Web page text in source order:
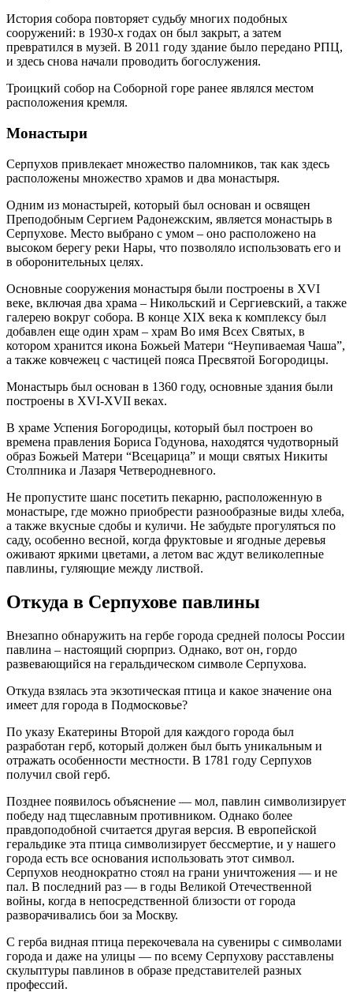
История собора повторяет судьбу многих подобных
сооружений: в 1930-х годах он был закрыт, а затем
превратился в музей. В 2011 году здание было передано РПЦ,
и здесь снова начали проводить богослужения.
Троицкий собор на Соборной горе ранее являлся местом
расположения кремля.
Монастыри
Серпухов привлекает множество паломников, так как здесь
расположены множество храмов и два монастыря.
Одним из монастырей, который был основан и освящен
Преподобным Сергием Радонежским, является монастырь в
Серпухове. Место выбрано с умом – оно расположено на
высоком берегу реки Нары, что позволяло использовать его и
в оборонительных целях.
Основные сооружения монастыря были построены в XVI
веке, включая два храма – Никольский и Сергиевский, а также
галерею вокруг собора. В конце XIX века к комплексу был
добавлен еще один храм – храм Во имя Всех Святых, в
котором хранится икона Божьей Матери “Неупиваемая Чаша”,
а также ковчежец с частицей пояса Пресвятой Богородицы.
Монастырь был основан в 1360 году, основные здания были
построены в XVI-XVII веках.
В храме Успения Богородицы, который был построен во
времена правления Бориса Годунова, находятся чудотворный
образ Божьей Матери “Всецарица” и мощи святых Никиты
Столпника и Лазаря Четверодневного.
Не пропустите шанс посетить пекарню, расположенную в
монастыре, где можно приобрести разнообразные виды хлеба,
а также вкусные сдобы и куличи. Не забудьте прогуляться по
саду, особенно весной, когда фруктовые и ягодные деревья
оживают яркими цветами, а летом вас ждут великолепные
павлины, гуляющие между листвой.
Откуда в Серпухове павлины
Внезапно обнаружить на гербе города средней полосы России
павлина – настоящий сюрприз. Однако, вот он, гордо
развевающийся на геральдическом символе Серпухова.
Откуда взялась эта экзотическая птица и какое значение она
имеет для города в Подмосковье?
По указу Екатерины Второй для каждого города был
разработан герб, который должен был быть уникальным и
отражать особенности местности. В 1781 году Серпухов
получил свой герб.
Позднее появилось объяснение — мол, павлин символизирует
победу над тщеславным противником. Однако более
правдоподобной считается другая версия. В европейской
геральдике эта птица символизирует бессмертие, и у нашего
города есть все основания использовать этот символ.
Серпухов неоднократно стоял на грани уничтожения — и не
пал. В последний раз — в годы Великой Отечественной
войны, когда в непосредственной близости от города
разворачивались бои за Москву.
С герба видная птица перекочевала на сувениры с символами
города и даже на улицы — по всему Серпухову расставлены
скульптуры павлинов в образе представителей разных
профессий.